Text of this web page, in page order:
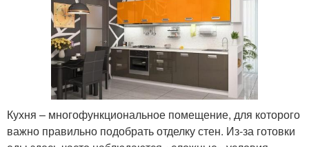
Кухня – многофункциональное помещение, для которого
важно правильно подобрать отделку стен. Из-за готовки